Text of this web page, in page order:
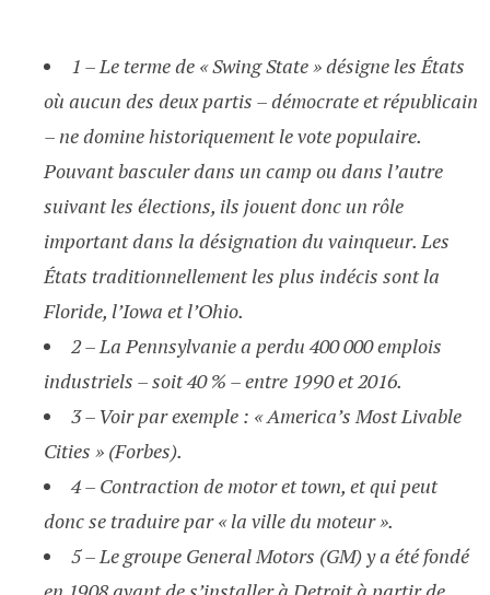
1 – Le terme de « Swing State » désigne les États
où aucun des deux partis – démocrate et républicain
– ne domine historiquement le vote populaire.
Pouvant basculer dans un camp ou dans l’autre
suivant les élections, ils jouent donc un rôle
important dans la désignation du vainqueur. Les
États traditionnellement les plus indécis sont la
Floride, l’Iowa et l’Ohio.
2 – La Pennsylvanie a perdu 400 000 emplois
industriels – soit 40 % – entre 1990 et 2016.
3 – Voir par exemple : « America’s Most Livable
Cities » (Forbes).
4 – Contraction de motor et town, et qui peut
donc se traduire par « la ville du moteur ».
5 – Le groupe General Motors (GM) y a été fondé